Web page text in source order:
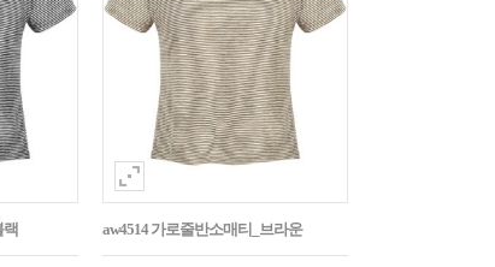
aw4514 가로줄반소매티_브라운